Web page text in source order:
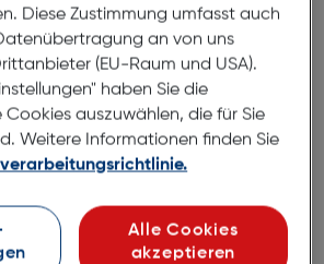
Smartphonetasche
Case aus Kunstleder
durch integrierte
Diese Zustimmung umfasst auch
an von uns
(EU-Raum und USA).
haben Sie die
Cookies auszuwählen, die für Sie
Weitere Informationen finden Sie
Alle Cookies
akzeptieren